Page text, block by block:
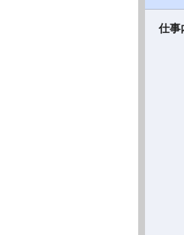
仕事